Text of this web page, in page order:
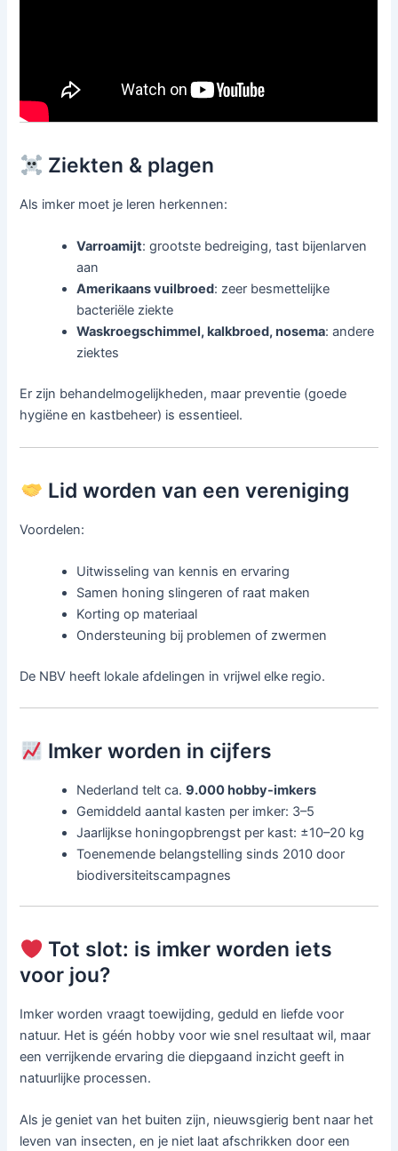
Ziekten & plagen
Als imker moet je leren herkennen:
Varroamijt: grootste bedreiging, tast bijenlarven
aan
Amerikaans vuilbroed: zeer besmettelijke
bacteriële ziekte
Waskroegschimmel, kalkbroed, nosema: andere
ziektes
Er zijn behandelmogelijkheden, maar preventie (goede
hygiëne en kastbeheer) is essentieel.
Lid worden van een vereniging
Voordelen:
Uitwisseling van kennis en ervaring
Samen honing slingeren of raat maken
Korting op materiaal
Ondersteuning bij problemen of zwermen
De NBV heeft lokale afdelingen in vrijwel elke regio.
Imker worden in cijfers
Nederland telt ca.9.000 hobby-imkers
Gemiddeld aantal kasten per imker: 3–5
Jaarlijkse honingopbrengst per kast: ±10–20 kg
Toenemende belangstelling sinds 2010 door
biodiversiteitscampagnes
Tot slot: is imker worden iets
voor jou?
Imker worden vraagt toewijding, geduld en liefde voor
natuur. Het is géén hobby voor wie snel resultaat wil, maar
een verrijkende ervaring die diepgaand inzicht geeft in
natuurlijke processen.
Als je geniet van het buiten zijn, nieuwsgierig bent naar het
leven van insecten, en je niet laat afschrikken door een